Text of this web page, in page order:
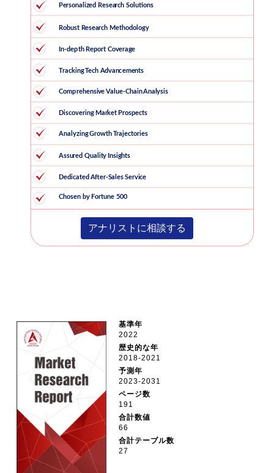
アナリストに相談する
基準年
2022
歴史的な年
2018-2021
予測年
2023-2031
ページ数
191
合計数値
66
合計テーブル数
27